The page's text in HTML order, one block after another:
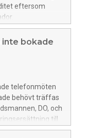
eftersom
utsatts för
betalar
bokade
telefonmöten
behövt träffas
DO, och
till